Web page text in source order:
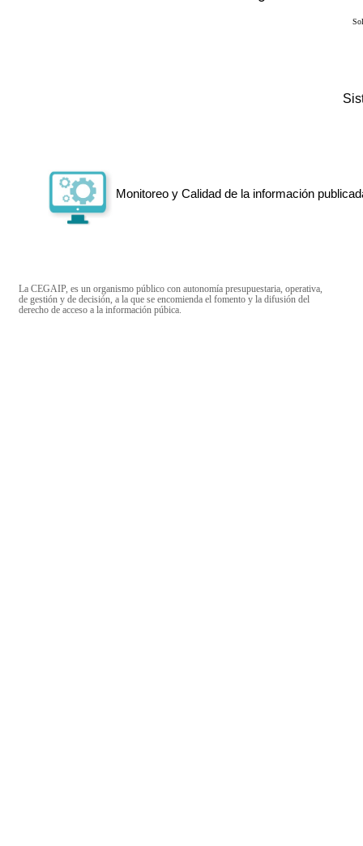
Monitoreo y Calidad de la información
La CEGAIP, es un organismo público con autonomía presupuestaria, operativa,
de gestión y de decisión, a la que se encomienda el fomento y la difusión del
derecho de acceso a la información púbica.